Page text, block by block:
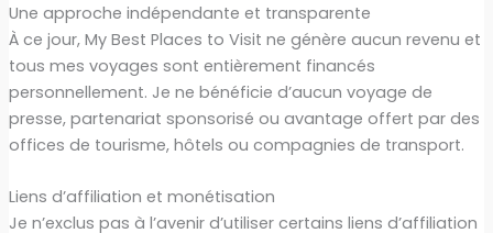
Une approche indépendante et transparente
À ce jour, My Best Places to Visit ne génère aucun revenu et
tous mes voyages sont entièrement financés
personnellement. Je ne bénéficie d’aucun voyage de
presse, partenariat sponsorisé ou avantage offert par des
offices de tourisme, hôtels ou compagnies de transport.
Liens d’affiliation et monétisation
Je n’exclus pas à l’avenir d’utiliser certains liens d’affiliation